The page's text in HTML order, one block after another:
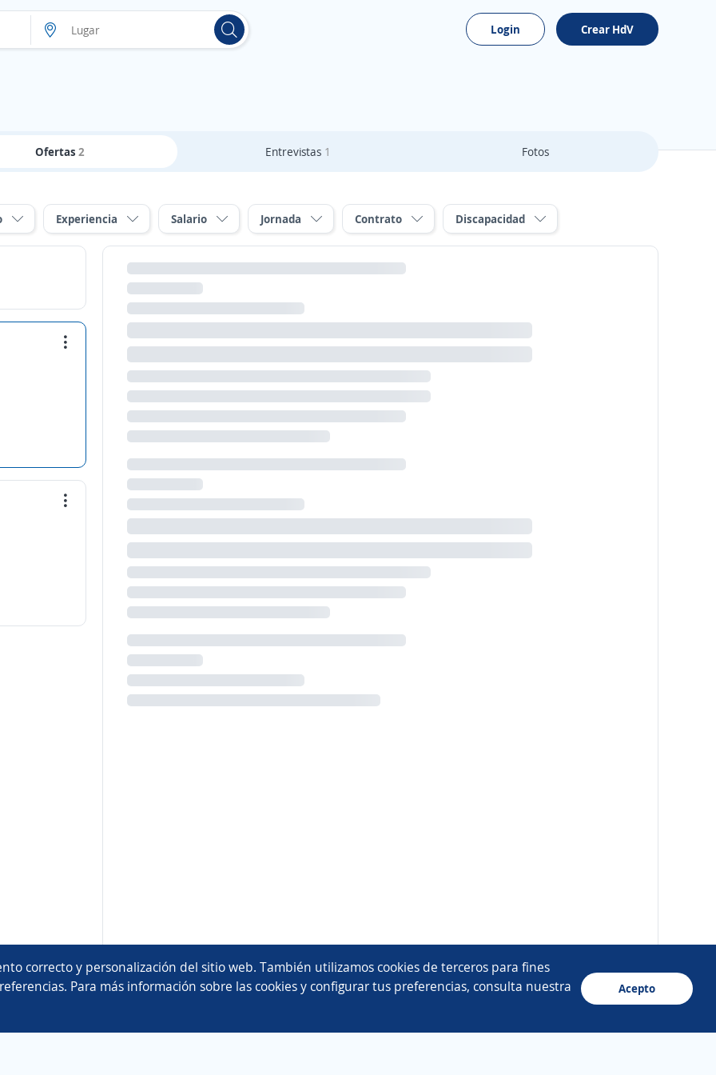
correcto y personalización del sitio web. También utilizamos cookies de terceros para fines
Para más información sobre las cookies y configurar tus preferencias, consulta nuestra
Acepto
Login Crear HdV
Ofertas2 Entrevistas 1 Fotos
Experiencia Salario Jornada Contrato Discapacidad